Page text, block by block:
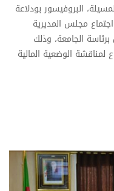
البروفيسور بودلاعة
09 ديسمبر 2025، على اجتماع مجلس المديرية
الجامعة، وذلك
الوضعية المالية